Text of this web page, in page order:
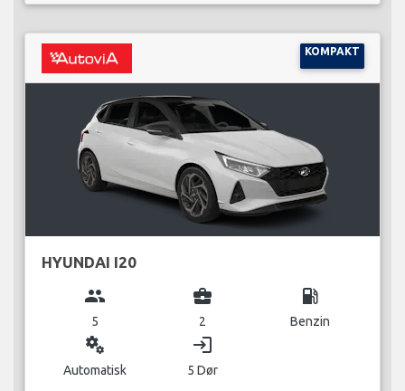
KOMPAKT
HYUNDAI I20
group
5
business_center
2
local_gas_station
Benzin
miscellaneous_services
Automatisk
login
5 Dør